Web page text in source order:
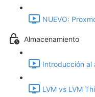
NUEVO:
Almacenamiento
Introducción al
LVM vs LVM